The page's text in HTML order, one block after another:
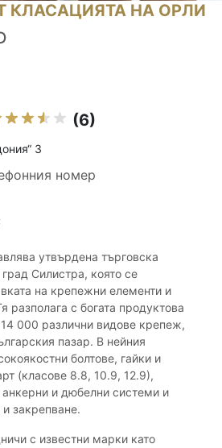
КЛАСАЦИЯТА НА ОРЛИ
(6)
3
номер
утвърдена търговска
Силистра, която се
на крепежни елементи и
разполага с богата продуктова
000 различни видове крепеж,
пазар. В нейния
болтове, гайки и
(класове 8.8, 10.9, 12.9),
анкерни и дюбелни системи и
закрепване.
с известни марки като